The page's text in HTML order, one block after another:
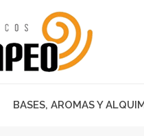
BASES, AROMAS Y